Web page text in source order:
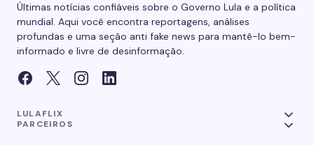
Últimas notícias confiáveis sobre o Governo Lula e a política
mundial. Aqui você encontra reportagens, análises
profundas e uma seção anti fake news para mantê-lo bem-
informado e livre de desinformação.
LULAFLIX
PARCEIROS